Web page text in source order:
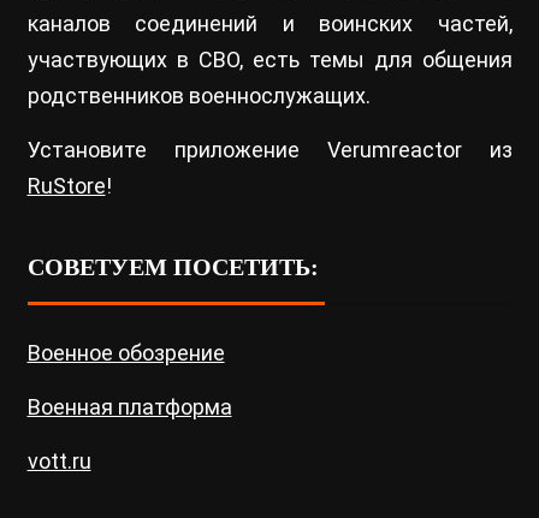
каналов соединений и воинских частей,
участвующих в СВО, есть темы для общения
родственников военнослужащих.
Установите приложение Verumreactor из
RuStore!
СОВЕТУЕМ ПОСЕТИТЬ:
Военное обозрение
Военная платформа
vott.ru